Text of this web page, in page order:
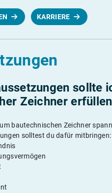
KARRIERE
sollte
Zeichner
bautechnischen Zeichner
solltest du dafür mitbringen: